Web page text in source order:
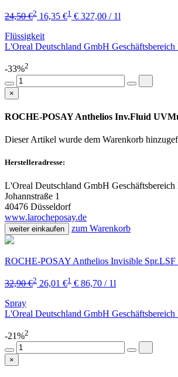
24,50 €2 16,35 €1 € 327,00 / 1l
Flüssigkeit
L'Oreal Deutschland GmbH Geschäftsbereich
-33%2
×
ROCHE-POSAY Anthelios Inv.Fluid
Dieser Artikel wurde dem Warenkorb
Herstelleradresse:
L'Oreal Deutschland GmbH Geschäftsbereich
Johannstraße 1
40476 Düsseldorf
www.larocheposay.de
weiter einkaufen zum Warenkorb
ROCHE-POSAY Anthelios Invisible Spr.LSF
32,90 €2 26,01 €1 € 86,70 / 1l
Spray
L'Oreal Deutschland GmbH Geschäftsbereich
-21%2
×